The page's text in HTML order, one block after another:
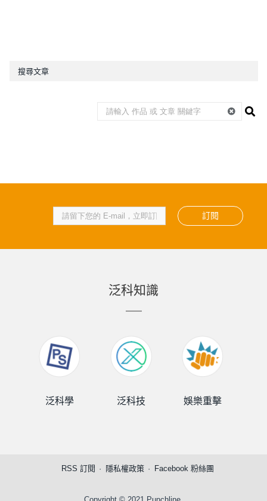
搜尋文章
訂閱
泛科知識
泛科學 泛科技 娛樂重擊
RSS 訂閱 隱私權政策 Facebook 粉絲團